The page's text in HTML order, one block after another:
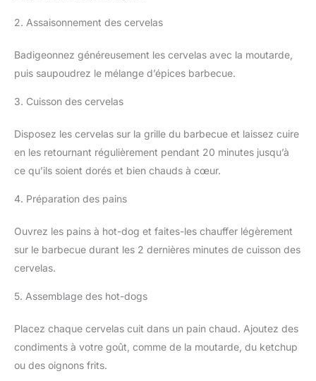
2. Assaisonnement des cervelas
Badigeonnez généreusement les cervelas avec la moutarde,
puis saupoudrez le mélange d’épices barbecue.
3. Cuisson des cervelas
Disposez les cervelas sur la grille du barbecue et laissez cuire
en les retournant régulièrement pendant 20 minutes jusqu’à
ce qu’ils soient dorés et bien chauds à cœur.
4. Préparation des pains
Ouvrez les pains à hot-dog et faites-les chauffer légèrement
sur le barbecue durant les 2 dernières minutes de cuisson des
cervelas.
5. Assemblage des hot-dogs
Placez chaque cervelas cuit dans un pain chaud. Ajoutez des
condiments à votre goût, comme de la moutarde, du ketchup
ou des oignons frits.